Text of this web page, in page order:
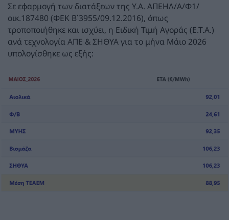
Σε εφαρμογή των διατάξεων της Υ.Α. ΑΠΕΗΛ/Α/Φ1/
οικ.187480 (ΦΕΚ Β΄3955/09.12.2016), όπως
τροποποιήθηκε και ισχύει, η Ειδική Τιμή Αγοράς (Ε.Τ.Α.)
ανά τεχνολογία ΑΠΕ & ΣΗΘΥΑ για το μήνα Μάιο 2026
υπολογίσθηκε ως εξής: